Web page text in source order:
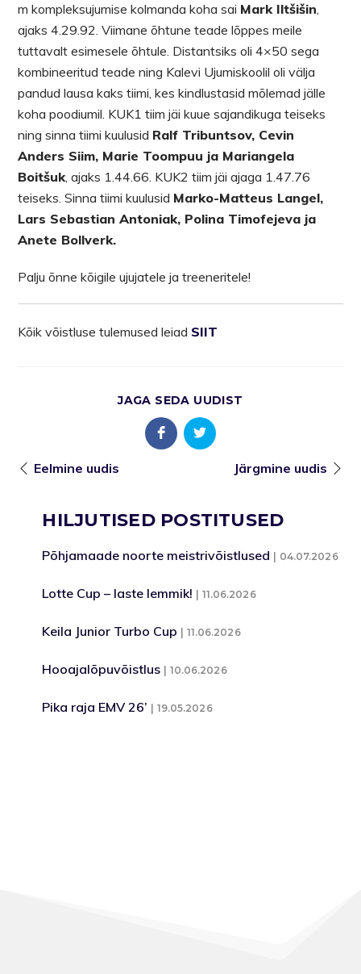
m kompleksujumise kolmanda koha sai Mark Iltšišin,
ajaks 4.29.92. Viimane õhtune teade lõppes meile
tuttavalt esimesele õhtule. Distantsiks oli 4×50 sega
kombineeritud teade ning Kalevi Ujumiskoolil oli välja
pandud lausa kaks tiimi, kes kindlustasid mõlemad jälle
koha poodiumil. KUK1 tiim jäi kuue sajandikuga teiseks
ning sinna tiimi kuulusid Ralf Tribuntsov, Cevin
Anders Siim, Marie Toompuu ja Mariangela
Boitšuk, ajaks 1.44.66. KUK2 tiim jäi ajaga 1.47.76
teiseks. Sinna tiimi kuulusid Marko-Matteus Langel,
Lars Sebastian Antoniak, Polina Timofejeva ja
Anete Bollverk.
Palju õnne kõigile ujujatele ja treeneritele!
Kõik võistluse tulemused leiad SIIT
JAGA SEDA UUDIST
Eelmine uudis Järgmine uudis
HILJUTISED POSTITUSED
Põhjamaade noorte meistrivõistlused 04.07.2026
Lotte Cup – laste lemmik! 11.06.2026
Keila Junior Turbo Cup 11.06.2026
Hooajalõpuvõistlus 10.06.2026
Pika raja EMV 26’ 19.05.2026